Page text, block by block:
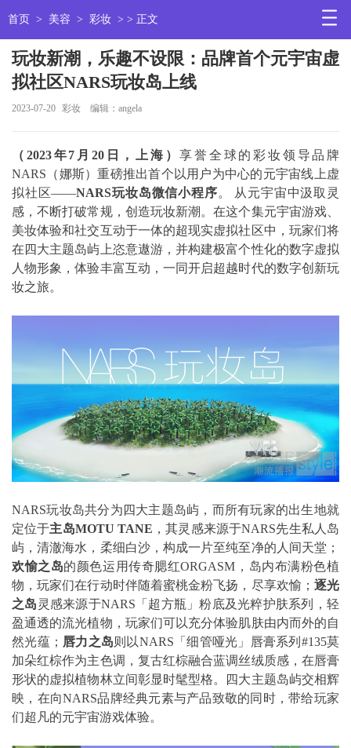
首页 > 美容 > 彩妆 > > 正文
玩妆新潮，乐趣不设限：品牌首个元宇宙虚
拟社区NARS玩妆岛上线
2023-07-20 彩妆 编辑：angela
（ 2023年7 月 20日，上海）享誉全球的彩妆领导品牌
NARS（娜斯）重磅推出首个以用户为中心的元宇宙线上虚
拟社区——NARS玩妆岛微信小程序。 从元宇宙中汲取灵
感，不断打破常规，创造玩妆新潮。在这个集元宇宙游戏、
美妆体验和社交互动于一体的超现实虚拟社区中，玩家们将
在四大主题岛屿上恣意遨游，并构建极富个性化的数字虚拟
人物形象，体验丰富互动，一同开启超越时代的数字创新玩
妆之旅。
NARS玩妆岛共分为四大主题岛屿，而所有玩家的出生地就
定位于主岛MOTU TANE ，其灵感来源于NARS先生私人岛
屿，清澈海水，柔细白沙，构成一片至纯至净的人间天堂；
欢愉之岛的颜色运用传奇腮红ORGASM，岛内布满粉色植
物，玩家们在行动时伴随着蜜桃金粉飞扬，尽享欢愉； 逐光
之岛 灵感来源于NARS「超方瓶」粉底及光粹护肤系列，轻
盈通透的流光植物，玩家们可以充分体验肌肤由内而外的自
然光蕴； 唇力之岛则以NARS「细管哑光」唇膏系列#135莫
加朵红棕作为主色调，复古红棕融合蓝调丝绒质感，在唇膏
形状的虚拟植物林立间彰显时髦型格。四大主题岛屿交相辉
映，在向NARS品牌经典元素与产品致敬的同时，带给玩家
们超凡的元宇宙游戏体验。